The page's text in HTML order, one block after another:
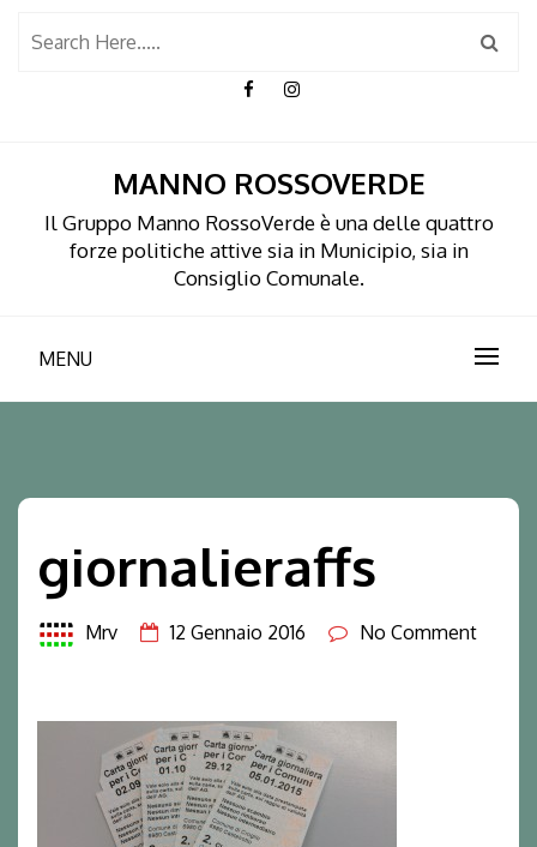
MANNO ROSSOVERDE
Il Gruppo Manno RossoVerde è una delle quattro
forze politiche attive sia in Municipio, sia in
Consiglio Comunale.
MENU
giornalieraffs
Mrv 12 Gennaio 2016 No Comment